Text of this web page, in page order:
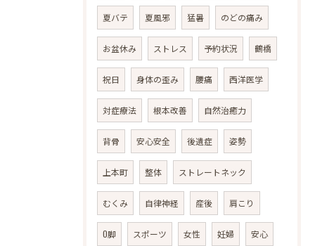
夏バテ 夏風邪 猛暑 のどの痛み
お盆休み ストレス 予約状況 鶴橋
祝日 身体の歪み 腰痛 西洋医学
対症療法 根本改善 自然治癒力
背骨 安心安全 後遺症 姿勢
上本町 整体 ストレートネック
むくみ 自律神経 産後 肩こり
O脚 スポーツ 女性 妊婦 安心